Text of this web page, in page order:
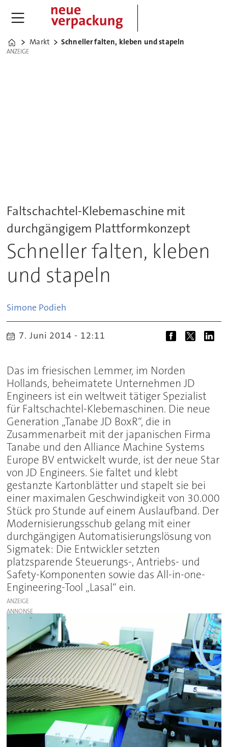
Home
Markt Schneller falten, kleben und stapeln
ANZEIGE
ANZEIGE
Faltschachtel-Klebemaschine mit
durchgängigem Plattformkonzept
Schneller falten, kleben
und stapeln
Simone Podieh
7. Juni 2014 - 12:11
Das im friesischen Lemmer, im Norden
Hollands, beheimatete Unternehmen JD
Engineers ist ein weltweit tätiger Spezialist
für Faltschachtel-Klebemaschinen. Die neue
Generation „Tanabe JD BoxR“, die in
Zusammenarbeit mit der japanischen Firma
Tanabe und den Alliance Machine Systems
Europe BV entwickelt wurde, ist der neue Star
von JD Engineers. Sie faltet und klebt
gestanzte Kartonblätter und stapelt sie bei
einer maximalen Geschwindigkeit von 30.000
Stück pro Stunde auf einem Auslaufband. Der
Modernisierungsschub gelang mit einer
durchgängigen Automatisierungslösung von
Sigmatek: Die Entwickler setzten
platzsparende Steuerungs-, Antriebs- und
Safety-Komponenten sowie das All-in-one-
Engineering-Tool „Lasal“ ein.
ANZEIGE